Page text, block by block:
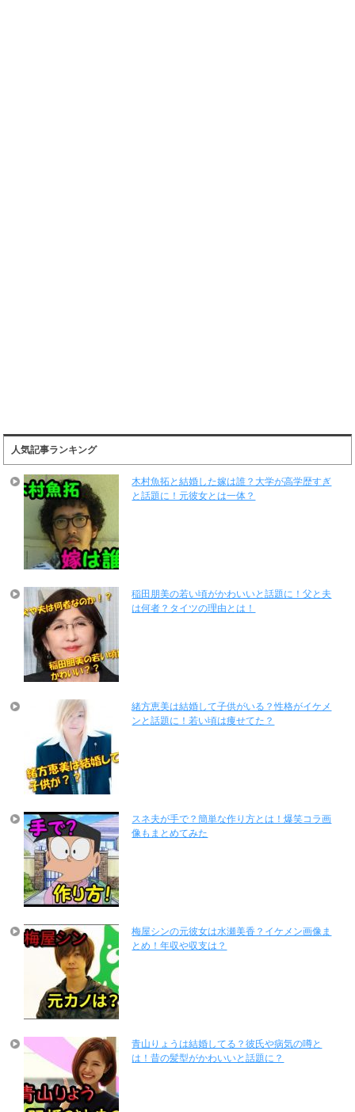
人気記事ランキング
木村魚拓と結婚した嫁は誰？大学が高学歴すぎ
と話題に！元彼女とは一体？
稲田朋美の若い頃がかわいいと話題に！父と夫
は何者？タイツの理由とは！
緒方恵美は結婚して子供がいる？性格がイケメ
ンと話題に！若い頃は痩せてた？
スネ夫が手で？簡単な作り方とは！爆笑コラ画
像もまとめてみた
梅屋シンの元彼女は水瀬美香？イケメン画像ま
とめ！年収や収支は？
青山りょうは結婚してる？彼氏や病気の噂と
は！昔の髪型がかわいいと話題に？